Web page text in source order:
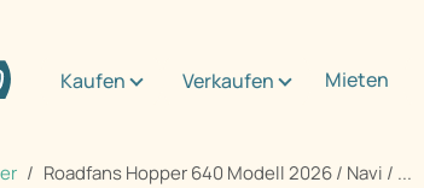
Kaufen Verkaufen Mieten
Roadfans Hopper 640 Modell 2026 / Navi / ...